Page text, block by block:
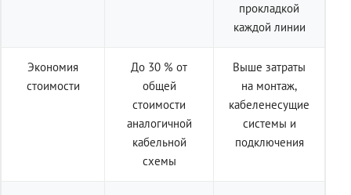
прокладкой
каждой линии
Экономия
стоимости
До 30 % от
общей
стоимости
аналогичной
кабельной
схемы
Выше затраты
на монтаж,
кабеленесущие
системы и
подключения